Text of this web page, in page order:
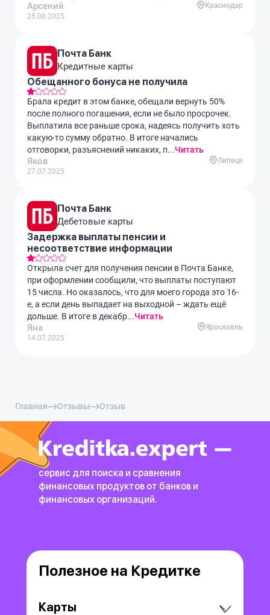
Арсений
25.08.2025
Краснодар
Почта Банк
Кредитные карты
Обещанного бонуса не получила
Брала кредит в этом банке, обещали вернуть 50%
после полного погашения, если не было просрочек.
Выплатила все раньше срока, надеясь получить хоть
какую-то сумму обратно. В итоге начались
отговорки, разъяснений никаких, п...Читать
Яков
27.07.2025
Липецк
Почта Банк
Дебетовые карты
Задержка выплаты пенсии и
несоответствие информации
Открыла счет для получения пенсии в Почта Банке,
при оформлении сообщили, что выплаты поступают
15 числа. Но оказалось, что для моего города это 16-
е, а если день выпадает на выходной – ждать ещё
дольше. В итоге в декабр...Читать
Яна
14.07.2025
Ярославль
Главная Отзывы Отзыв
сервис для поиска и сравнения
финансовых продуктов от банков и
финансовых организаций.
Полезное на Кредитке
Карты